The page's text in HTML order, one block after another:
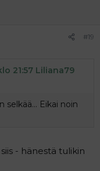
#19
21:57 Liliana79
Eikai noin
- hänestä tulikin